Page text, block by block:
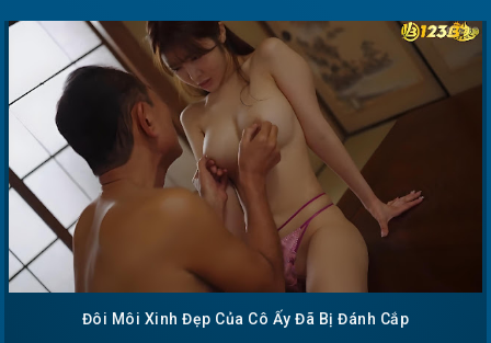
Đôi Môi Xinh Đẹp Của Cô Ấy Đã Bị Đánh Cắp